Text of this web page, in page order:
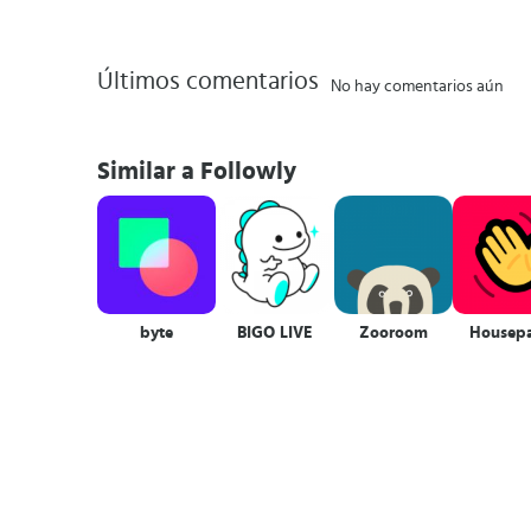
Últimos comentarios No hay comentarios aún
Similar a Followly
byte BIGO LIVE Zooroom